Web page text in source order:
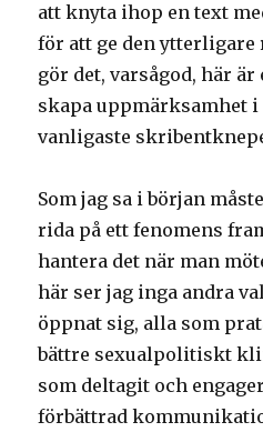
att knyta ihop en text
för att ge den ytterligare
gör det, varsågod, här
skapa uppmärksamhet
vanligaste
Som jag sa i början
rida på ett fenomens
hantera det när man
här ser jag inga andra
öppnat sig, alla som
bättre sexualpolitiskt
som deltagit och
förbättrad